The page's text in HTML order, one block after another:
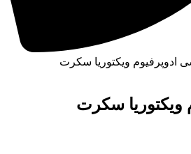
ادوپرفیوم ویکتوریا سکرت
ویکتوریا سکرت